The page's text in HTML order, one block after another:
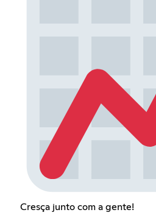
Cresça junto com a gente!